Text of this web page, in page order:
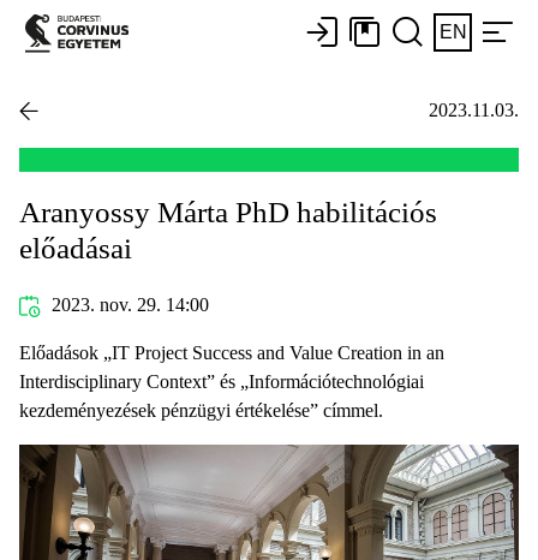
EN
2023.11.03.
Aranyossy Márta PhD habilitációs
előadásai
2023. nov. 29. 14:00
Előadások „IT Project Success and Value Creation in an
Interdisciplinary Context” és „Információtechnológiai
kezdeményezések pénzügyi értékelése” címmel.